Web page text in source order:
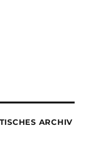
ARCHIV